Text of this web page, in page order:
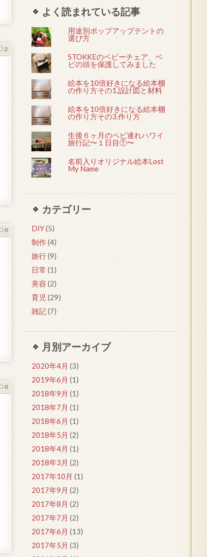
2
0
0
よく読まれている記事
用途別ポップアップテントの
選び方
STOKKEのベビーチェア、ベ
ビの頭を保護してみました
絵本を10倍好きになる絵本棚
の作り方その1.設計図と材料
絵本を10倍好きになる絵本棚
の作り方その3.作り方
生後６ヶ月のベビ連れハワイ
旅行記〜１日目①〜
名前入りオリジナル絵本Lost
My Name
カテゴリー
DIY(5)
制作(4)
旅行(9)
日常(1)
美容 (2)
育児 (29)
雑記(7)
月別アーカイブ
2020年4月 (3)
2019年6月 (1)
2018年9月 (1)
2018年7月 (1)
2018年6月 (1)
2018年5月 (2)
2018年4月 (1)
2018年3月 (2)
2017年10月 (1)
2017年9月 (2)
2017年8月 (2)
2017年7月 (2)
2017年6月 (13)
2017年5月 (3)